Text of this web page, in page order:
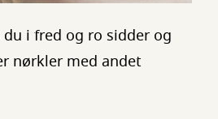
i fred og ro sidder og
nørkler med andet